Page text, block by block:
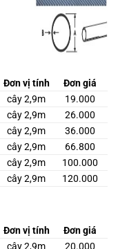
Đơn vị tính
Đơn giá
cây 2,9m
19.000
cây 2,9m
26.000
cây 2,9m
36.000
cây 2,9m
66.800
cây 2,9m
100.000
cây 2,9m 120.000
Đơn vị tính
Đơn giá
cây 2,9m 20.000